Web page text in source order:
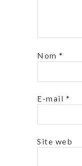
Nom *
E-mail *
Site web